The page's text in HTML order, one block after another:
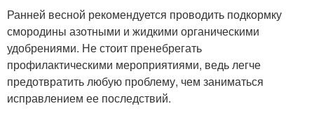
Ранней весной рекомендуется проводить подкормку
смородины азотными и жидкими органическими
удобрениями. Не стоит пренебрегать
профилактическими мероприятиями, ведь легче
предотвратить любую проблему, чем заниматься
исправлением ее последствий.